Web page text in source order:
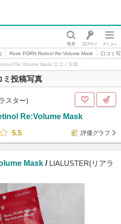
Rose PDRN Retinol Re:Volume Mask
口コミ
Re:Volume Mask 口コミ写真
ミ投稿写真
スター)
Re:Volume Mask
5.5
評価グラフ
Mask / LIALUSTER(リアラ